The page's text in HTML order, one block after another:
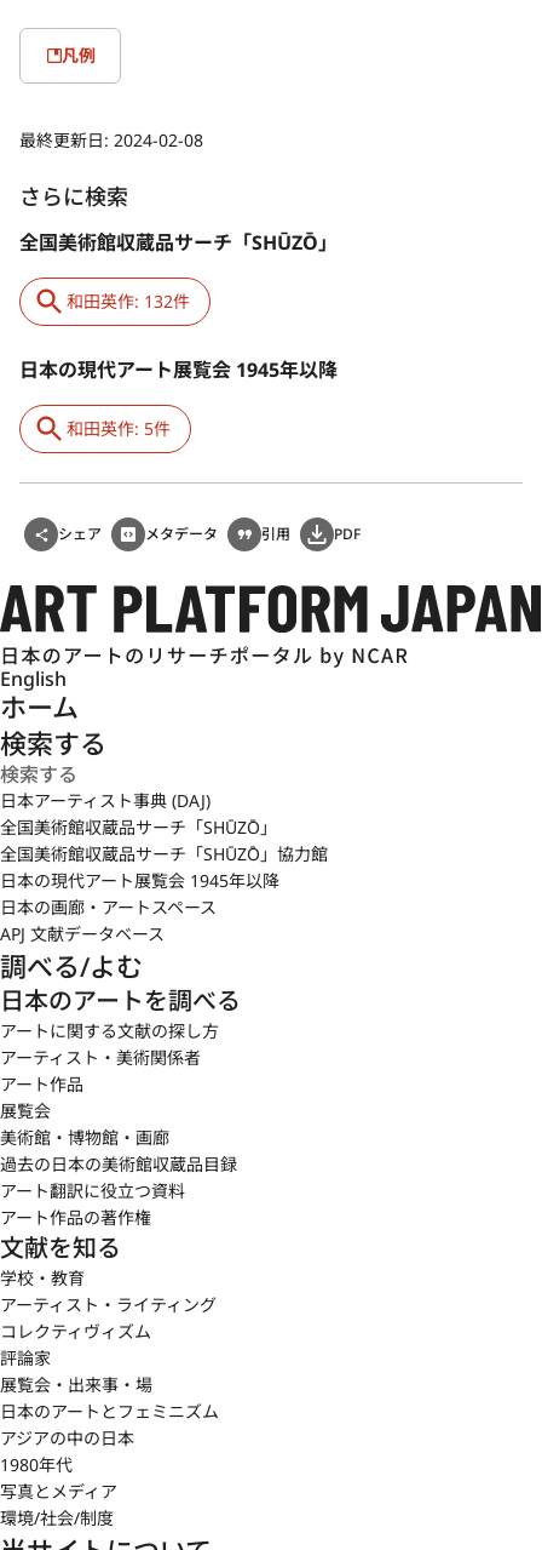
れを10月の第2回白馬会展で発表した。この大画面作品は、黒田
《昔語り》（1898年、焼失）の現代風俗画という側面を受け継
現で描き出すことに成功した代表作である。再び助教授となった
シャーの日本美術収集品の整理を補佐することを名目に、1899年
8月ベルリンへ渡る。ドイツにいながらにして文部省留学生となる
ことを命じられ、翌年3月にはパリに移った。かつて黒田が師事し
たラファエル・コランにつき、1903年7月に帰国するまで、ルーヴ
ル美術館でジャン = フランソワ・ミレーやカミーユ・コローの模
学校の同僚教官でもある浅井忠とともに長期滞在し作品を制作。
や、建築史家・塚本靖らと親交を深める。帰国後、ヨーロッパ留
学の実績により教授に昇任した。
美術教育を実践した。特に、1924年に黒田が死去したのちは、そ
の正統な後継者と位置づけられる。黒田の遺作画集編纂の中心と
長く同校で後進の指導にあたるが、特に最後の4年間は校長とな
り、文部大臣松田源治による1935年の松田改組など、文部行政と
美術界の軋轢や混乱のなか、困難な学校運営に腐心した。作品の
発表は、1907年から始まる文部省美術展覧会（文展）、のち帝国
美術院展覧会（帝展）という、政府主催の展覧会を主な舞台とす
る。
黒田清輝が生涯をかけて形成しようとした官立美術学校と官展を
頂点とするアカデミズムを、黒田に代わって牽引したという側面
が、従来強調されてきた。1910年代以降、次々に流入する西洋美
術の新思潮に背を向け、黒田を敢えて乗り越えようとしなかった
油彩画家だという常套句で語られることが多い。たしかに、清新
な感覚を前面に打ち出す1890年代、20代のときの作品に比べて、
洋画壇と美術教育界の中心に立ってからの作品には、依頼肖像画
や、風景画、静物画に堅実な写実主義を示しつつも、新しい挑戦
に向かおうとする意欲が乏しいように見える。しかし一方で、
1900年代から1910年代にかけて、大画面の建築装飾画を手がけた
ことには注目すべきだろう。岩崎彌之助高輪邸（現・関東閣）舞
踏室壁画（1908年）、交詢社演芸室壁画（1908年）、帝国劇場天
井画《羽衣》（1911年）、東宮御所赤坂離宮喫煙室（現・迎賓館
東の間）壁画（1914年）、中央停車場（現・東京駅）皇室専用入
口中央大ホール壁画《海の幸・山の幸》（1914年）、日光東照宮
宝物館壁画《百物揃千人行列の図》（1915年）、開港記念横浜会
館（現・横浜市開港記念会館）階段室壁画（1917年）などであ
る。東京美術学校西洋画科の卒業生を動員する組織力と、大画面
をつくりあげる構想力がなければ実現できなかった作品群であ
る。その多くは震災と戦災によって焼失し、あるいは広く公開さ
れる環境にはないことが惜しまれるが、近年、そうした作例の研
究と再評価が進んでいる。空間を装飾する公的な大画面への希求
という点では、1918年に法隆寺金堂壁画に取材した歴史画《壁画
落慶之図》（法隆寺、奈良）を描き、その金堂壁画そのものを
1940年に油彩で模写したことにも通底している。
第二次世界大戦末期の1945年4月に戦火を避けて東京市麻布区
（現・港区）笄町［こうがいちょう］から愛知県知立町（現・知
立市）に疎開し、戦後さらに静岡県三保（現・静岡市清水区）に
凡例
最終更新日: 2024-02-08
さらに検索
全国美術館収蔵品サーチ「SHŪZŌ」
和田英作: 132件
日本の現代アート展覧会 1945年以降
和田英作: 5件
シェア メタデータ 引用 PDF
English
ホーム
検索する
日本アーティスト事典 (DAJ)
全国美術館収蔵品サーチ「SHŪZŌ」
全国美術館収蔵品サーチ「SHŪZŌ」協力館
日本の現代アート展覧会 1945年以降
日本の画廊・アートスペース
APJ 文献データベース
調べる/よむ
日本のアートを調べる
アートに関する文献の探し方
アーティスト・美術関係者
アート作品
展覧会
美術館・博物館・画廊
過去の日本の美術館収蔵品目録
アート翻訳に役立つ資料
アート作品の著作権
文献を知る
学校・教育
アーティスト・ライティング
コレクティヴィズム
評論家
展覧会・出来事・場
日本のアートとフェミニズム
アジアの中の日本
1980年代
写真とメディア
環境/社会/制度